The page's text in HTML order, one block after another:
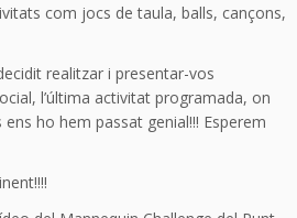
com jocs de taula, balls, cançons,
realitzar i presentar-vos
l’última activitat programada, on
ho hem passat genial!!! Esperem